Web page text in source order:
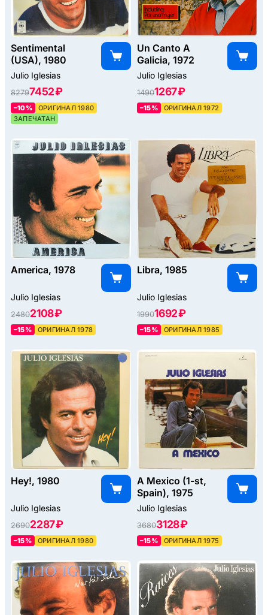
Sentimental
(USA), 1980
Julio Iglesias
82797452 ₽
–10%
ОРИГИНАЛ 1980
ЗАПЕЧАТАН
Un Canto A
Galicia, 1972
Julio Iglesias
14901267 ₽
–15% ОРИГИНАЛ 1972
America, 1978
Julio Iglesias
24802108 ₽
–15% ОРИГИНАЛ 1978
Libra, 1985
Julio Iglesias
19901692 ₽
–15% ОРИГИНАЛ 1985
Hey!, 1980
Julio Iglesias
26902287 ₽
–15% ОРИГИНАЛ 1980
A Mexico (1-st,
Spain), 1975
Julio Iglesias
36803128 ₽
–15% ОРИГИНАЛ 1975